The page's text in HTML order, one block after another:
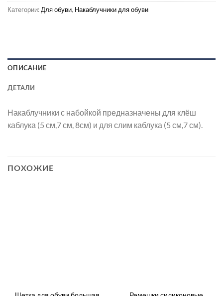
Категории: Для обуви, Накаблучники для обуви
ОПИСАНИЕ
ДЕТАЛИ
Накаблучники с набойкой предназначены для клёш
каблука (5 см,7 см, 8см) и для слим каблука (5 см,7 см).
ПОХОЖИЕ